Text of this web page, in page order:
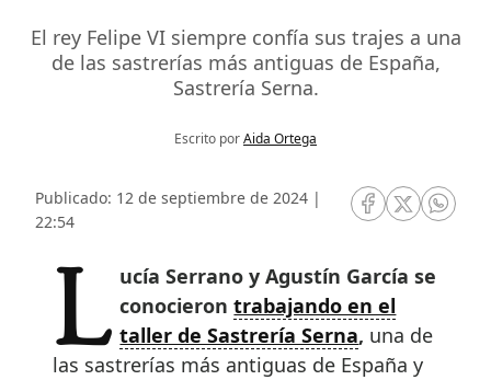
El rey Felipe VI siempre confía sus trajes a una
de las sastrerías más antiguas de España,
Sastrería Serna.
Escrito porAida Ortega
Publicado: 12 de septiembre de 2024 |
22:54
RRSS Facebook
RRSSRRSS
Lucía Serrano y Agustín García se conocierontrabajando en el
taller de Sastrería Serna, una de
las sastrerías más antiguas de España y